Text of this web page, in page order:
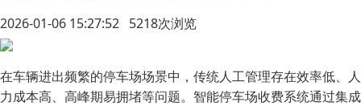
2026-01-06 15:27:52 5218次浏览
在车辆进出频繁的停车场场景中，传统人工管理存在效率低、人
力成本高、高峰期易拥堵等问题。智能停车场收费系统通过集成